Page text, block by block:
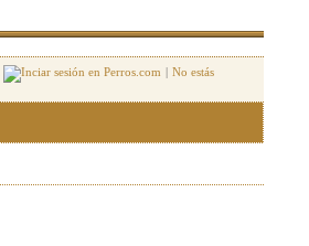
| No estás